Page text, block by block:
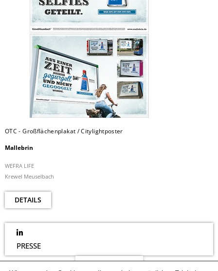
OTC - Großflächenplakat / Citylightposter
Mallebrin
WEFRA LIFE
Krewel Meuselbach
DETAILS
PRESSE